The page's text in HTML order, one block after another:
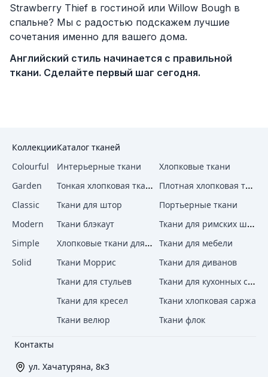
Strawberry Thief в гостиной или Willow Bough в
спальне? Мы с радостью подскажем лучшие
сочетания именно для вашего дома.
Английский стиль начинается с правильной
ткани. Сделайте первый шаг сегодня.
Контакты
ул. Хачатуряна, 8к3
Коллекции
Colourful
Garden
Classic
Modern
Simple
Solid
Каталог тканей
Интерьерные ткани
Хлопковые ткани
Тонкая хлопковая ткань Плотная хлопковая ткань
Ткани для штор
Портьерные ткани
Ткани блэкаут
Ткани для римских штор
Хлопковые ткани для штор
Ткани для мебели
Ткани Моррис
Ткани для диванов
Ткани для стульев
Ткани для кухонных стульев
Ткани для кресел
Ткани хлопковая саржа
Ткани велюр
Ткани флок